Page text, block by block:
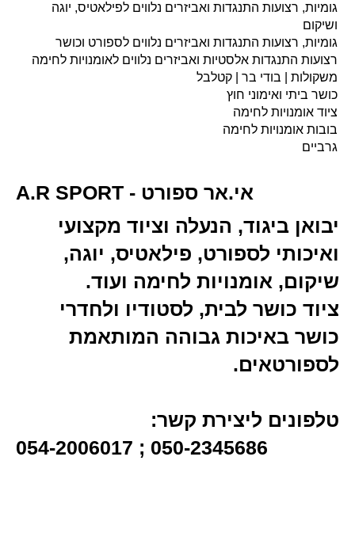
A.R SPORT - אי.אר ספורט
יבואן ביגוד, הנעלה וציוד מקצועי
ואיכותי לספורט, פילאטיס, יוגה,
שיקום, אומנויות לחימה ועוד.
ציוד כושר לבית, לסטודיו ולחדרי
כושר באיכות גבוהה המותאמת
לספורטאים.
טלפונים ליצירת קשר:
054-2006017 ; 050-2345686
גומיות, רצועות התנגדות ואביזרים נלווים לפילאטיס, יוגה
ושיקום
גומיות, רצועות התנגדות ואביזרים נלווים לספורט וכושר
רצועות התנגדות אלסטיות ואביזרים נלווים לאומנויות לחימה
משקולות | בודי בר | קטלבל
כושר ביתי ואימוני חוץ
ציוד אומנויות לחימה
בובות אומנויות לחימה
גרביים